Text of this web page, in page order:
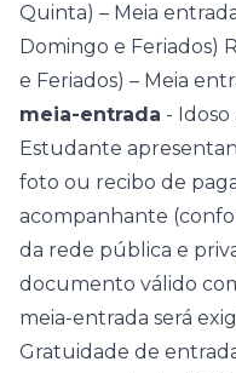
Quinta) – Meia
Domingo e Feriados)
e Feriados) – Meia
meia-entrada -
Estudante
foto ou recibo de
acompanhante
da rede pública e
documento válido
meia-entrada será
Gratuidade de